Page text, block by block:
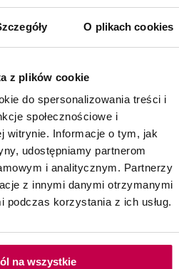
O plikach cookies
z plików cookie
do spersonalizowania treści i
społecznościowe i
witrynie. Informacje o tym, jak
udostępniamy partnerom
i analitycznym. Partnerzy
z innymi danymi otrzymanymi
podczas korzystania z ich usług.
na wszystkie
1 szt.